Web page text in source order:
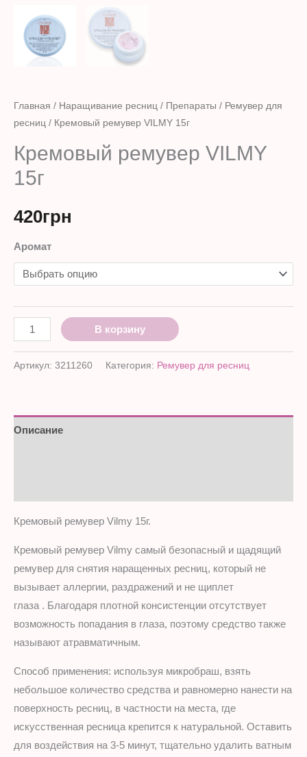
Главная / Наращивание ресниц / Препараты / Ремувер для
ресниц / Кремовый ремувер VILMY 15г
Кремовый ремувер VILMY
15г
420грн
Аромат
В корзину
Артикул: 3211260 Категория: Ремувер для ресниц
Описание
Кремовый ремувер Vilmy 15г.
Кремовый ремувер Vilmy самый безопасный и щадящий
ремувер для снятия наращенных ресниц, который не
вызывает аллергии, раздражений и не щиплет
глаза . Благодаря плотной консистенции отсутствует
возможность попадания в глаза, поэтому средство также
называют атравматичным.
Способ применения: используя микробраш, взять
небольшое количество средства и равномерно нанести на
поверхность ресниц, в частности на места, где
искусственная ресница крепится к натуральной. Оставить
для воздействия на 3-5 минут, тщательно удалить ватным